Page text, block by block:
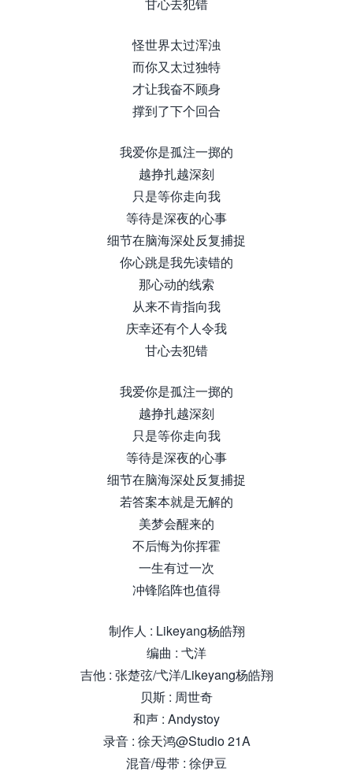
怪世界太过浑浊
而你又太过独特
才让我奋不顾身
撑到了下个回合
我爱你是孤注一掷的
越挣扎越深刻
只是等你走向我
等待是深夜的心事
细节在脑海深处反复捕捉
你心跳是我先读错的
那心动的线索
从来不肯指向我
庆幸还有个人令我
甘心去犯错
我爱你是孤注一掷的
越挣扎越深刻
只是等你走向我
等待是深夜的心事
细节在脑海深处反复捕捉
若答案本就是无解的
美梦会醒来的
不后悔为你挥霍
一生有过一次
冲锋陷阵也值得
制作人 : Likeyang杨皓翔
编曲 : 弋洋
吉他 : 张楚弦/弋洋/Likeyang杨皓翔
贝斯 : 周世奇
和声 : Andystoy
录音 : 徐天鸿@Studio 21A
混音/母带 : 徐伊豆